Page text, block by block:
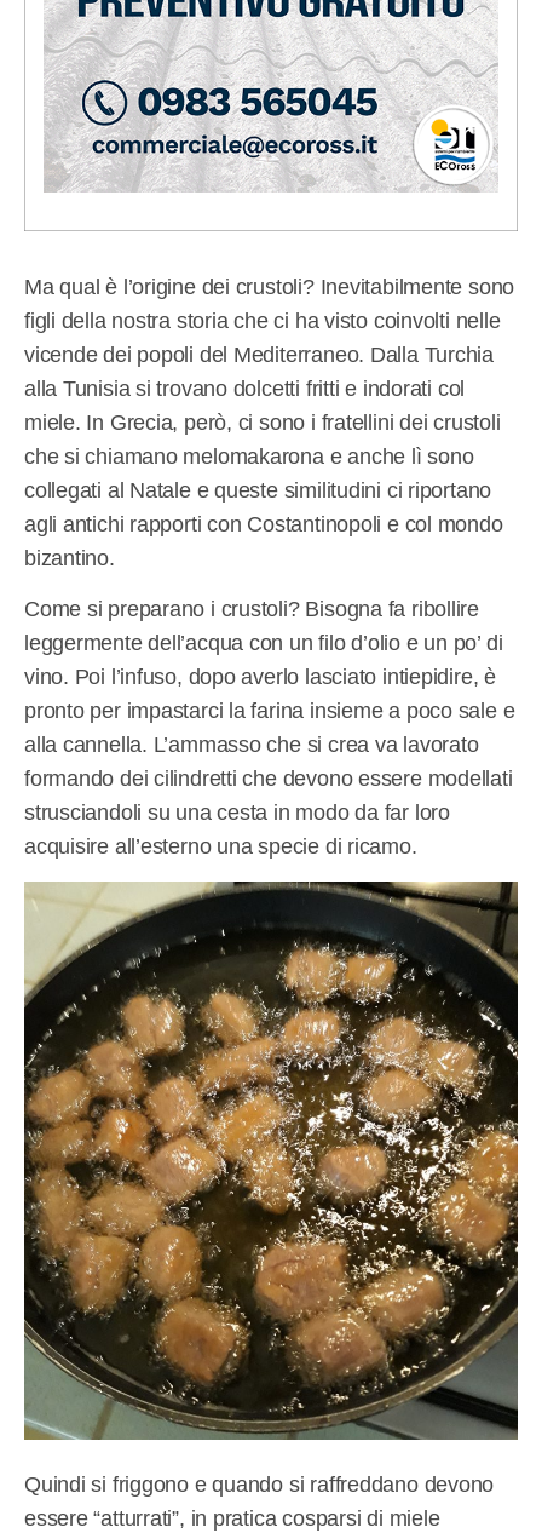
Ma qual è l’origine dei crustoli? Inevitabilmente sono
figli della nostra storia che ci ha visto coinvolti nelle
vicende dei popoli del Mediterraneo. Dalla Turchia
alla Tunisia si trovano dolcetti fritti e indorati col
miele. In Grecia, però, ci sono i fratellini dei crustoli
che si chiamano melomakarona e anche lì sono
collegati al Natale e queste similitudini ci riportano
agli antichi rapporti con Costantinopoli e col mondo
bizantino.
Come si preparano i crustoli? Bisogna fa ribollire
leggermente dell’acqua con un filo d’olio e un po’ di
vino. Poi l’infuso, dopo averlo lasciato intiepidire, è
pronto per impastarci la farina insieme a poco sale e
alla cannella. L’ammasso che si crea va lavorato
formando dei cilindretti che devono essere modellati
strusciandoli su una cesta in modo da far loro
acquisire all’esterno una specie di ricamo.
Quindi si friggono e quando si raffreddano devono
essere “atturrati”, in pratica cosparsi di miele